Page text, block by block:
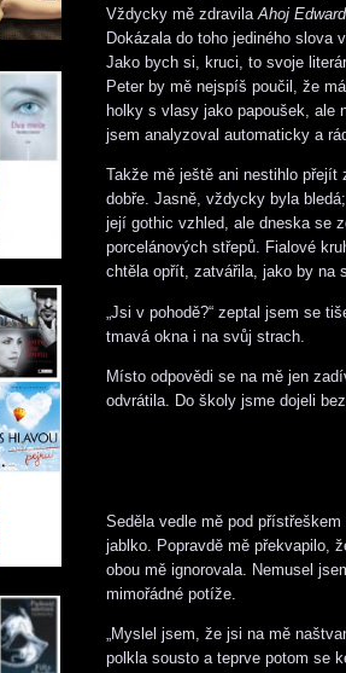
Vždycky mě zdravila Ahoj
Dokázala do toho jediného slova
Jako bych si, kruci, to svoje
Peter by mě nejspíš poučil, že
holky s vlasy jako papoušek, ale
jsem analyzoval automaticky a
Takže mě ještě ani nestihlo
dobře. Jasně, vždycky byla
její gothic vzhled, ale dneska se
porcelánových střepů. Fialové
chtěla opřít, zatvářila, jako by na
„Jsi v pohodě?“ zeptal jsem se
tmavá okna i na svůj strach.
Místo odpovědi se na mě jen
odvrátila. Do školy jsme dojeli
Seděla vedle mě pod
jablko. Popravdě mě překvapilo,
obou mě ignorovala. Nemusel
mimořádné potíže.
„Myslel jsem, že jsi na mě
polkla sousto a teprve potom se